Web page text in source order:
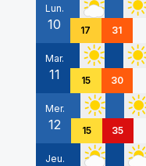
Lun.
10 17 31
Mar.
11 15 30
Mer.
12 15 35
Jeu.